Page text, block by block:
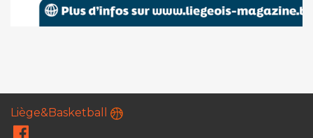
Liège&Basketball